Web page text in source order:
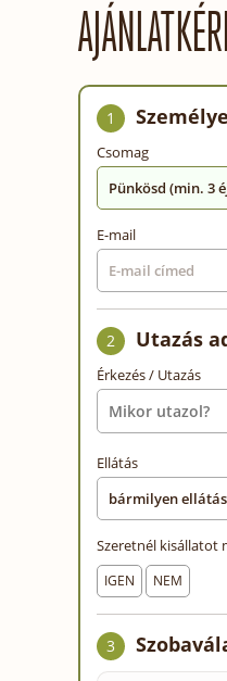
1
Csomag
Pünkösd (min. 3
E-mail
2 Utazás
Érkezés / Utazás
Ellátás
Szeretnél kisállatot
IGEN NEM
3